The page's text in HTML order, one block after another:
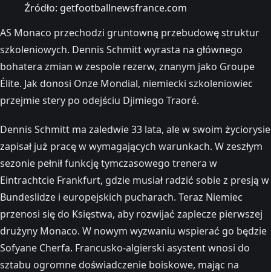
Źródło: getfootballnewsfrance.com
AS Monaco przechodzi gruntowną przebudowę struktur
szkoleniowych. Dennis Schmitt wyrasta na głównego
bohatera zmian w zespole rezerw, znanym jako Groupe
Élite. Jak donosi Onze Mondial, niemiecki szkoleniowiec
przejmie stery po odejściu Djimiego Traoré.
Dennis Schmitt ma zaledwie 33 lata, ale w swoim życiorysie
zapisał już pracę w wymagających warunkach. W zeszłym
sezonie pełnił funkcję tymczasowego trenera w
Eintrachtcie Frankfurt, gdzie musiał radzić sobie z presją w
Bundeslidze i europejskich pucharach. Teraz Niemiec
przenosi się do Księstwa, aby rozwijać zaplecze pierwszej
drużyny Monaco. W nowym wyzwaniu wspierać go będzie
Sofyane Cherfa. Francusko-algierski asystent wnosi do
sztabu ogromne doświadczenie boiskowe, mając na